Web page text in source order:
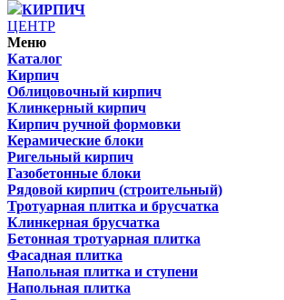
КИРПИЧ
ЦЕНТР
Меню
Каталог
Кирпич
Облицовочный кирпич
Клинкерный кирпич
Кирпич ручной формовки
Керамические блоки
Ригельный кирпич
Газобетонные блоки
Рядовой кирпич (строительный)
Тротуарная плитка и брусчатка
Клинкерная брусчатка
Бетонная тротуарная плитка
Фасадная плитка
Напольная плитка и ступени
Напольная плитка